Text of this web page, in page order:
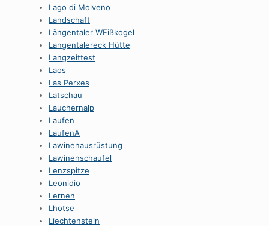
Lago di Molveno
Landschaft
Längentaler WEißkogel
Langentalereck Hütte
Langzeittest
Laos
Las Perxes
Latschau
Lauchernalp
Laufen
LaufenA
Lawinenausrüstung
Lawinenschaufel
Lenzspitze
Leonidio
Lernen
Lhotse
Liechtenstein